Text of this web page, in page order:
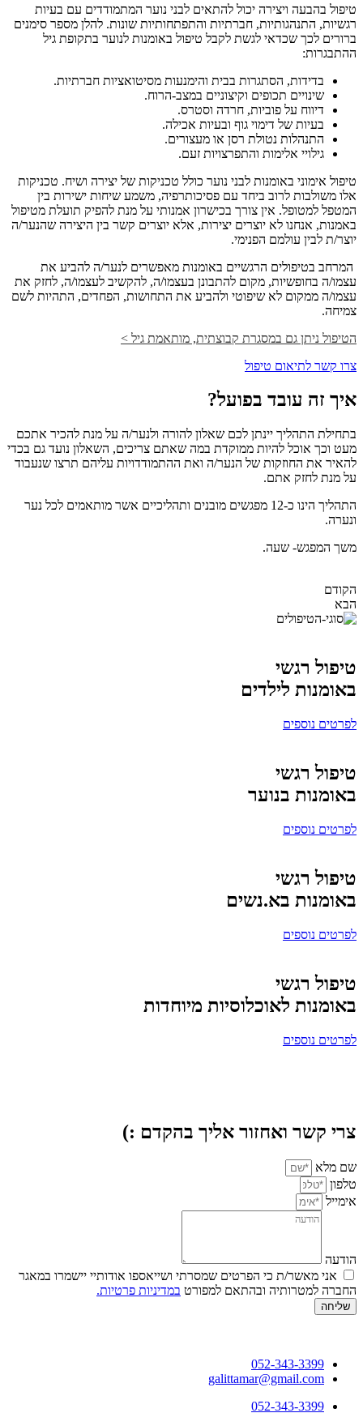
טיפול בהבעה ויצירה יכול להתאים לבני נוער המתמודדים עם בעיות
רגשיות, התנהגותיות, חברתיות והתפתחותיות שונות. להלן מספר סימנים
ברורים לכך שכדאי לגשת לקבל טיפול באומנות לנוער בתקופת גיל
ההתבגרות:
בדידות, הסתגרות בבית והימנעות מסיטואציות חברתיות.
שינויים תכופים וקיצוניים במצב-הרוח.
דיווח על פוביות, חרדה וסטרס.
בעיות של דימוי גוף ובעיות אכילה.
התנהלות נטולת רסן או מעצורים.
גילויי אלימות והתפרצויות זעם.
טיפול אימוני באומנות לבני נוער כולל טכניקות של יצירה ושיח. טכניקות
אלו משולבות לרוב ביחד עם פסיכותרפיה, משמע שיחות ישירות בין
המטפל למטופל. אין צורך בכישרון אמנותי על מנת להפיק תועלת מטיפול
באמנות, אנחנו לא יוצרים יצירות, אלא יוצרים קשר בין היצירה שהנער/ה
יוצר/ת לבין עולמם הפנימי.
המרחב בטיפולים הרגשיים באומנות מאפשרים לנער/ה להביע את
עצמו/ה בחופשיות, מקום להתבונן בעצמו/ה, להקשיב לעצמו/ה, לחזק את
עצמו/ה ממקום לא שיפוטי ולהביע את התחושות, הפחדים, התהיות לשם
צמיחה.
הטיפול ניתן גם במסגרת קבוצתית, מותאמת גיל >
צרו קשר לתיאום טיפול
איך זה עובד בפועל?
בתחילת התהליך יינתן לכם שאלון להורה ולנער/ה על מנת להכיר אתכם
מעט וכך אוכל להיות ממוקדת במה שאתם צריכים, השאלון נועד גם בכדי
להאיר את החוזקות של הנער/ה ואת ההתמודדויות עליהם תרצו שנעבוד
על מנת לחזק אתם.
התהליך הינו כ-12 מפגשים מובנים ותהליכיים אשר מותאמים לכל נער
ונערה.
משך המפגש- שעה.
הקודם
הבא
טיפול רגשי
באומנות לילדים
לפרטים נוספים
טיפול רגשי
באומנות בנוער
לפרטים נוספים
טיפול רגשי
באומנות בא.נשים
לפרטים נוספים
טיפול רגשי
באומנות לאוכלוסיות מיוחדות
לפרטים נוספים
צרי קשר ואחזור אליך בהקדם :)
שם מלא
טלפון
אימייל
הודעה
אני מאשר/ת כי הפרטים שמסרתי ושייאספו אודותיי יישמרו במאגר
החברה למטרותיה ובהתאם למפורט במדיניות פרטיות.
שליחה
052-343-3399
galittamar@gmail.com
052-343-3399